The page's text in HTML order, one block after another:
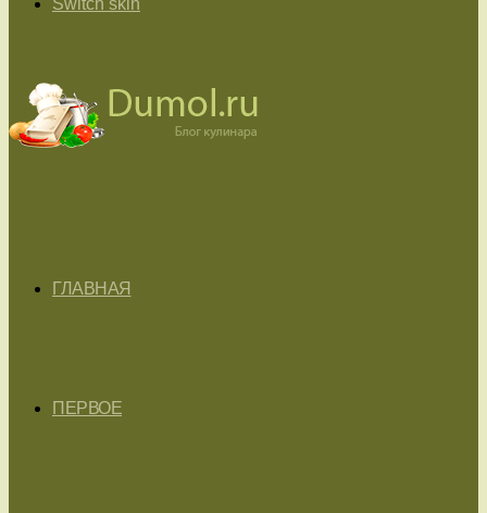
Switch skin
ГЛАВНАЯ
ПЕРВОЕ